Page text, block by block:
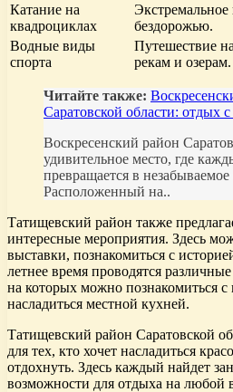
Катание на
квадроциклах
бездорожью.
Водные виды
спорта
Путешествие
рекам и озерам.
Читайте также:
Саратовской области: отдых
Воскресенский район
удивительное место, где
превращается в
Расположенный на..
Татищевский район также
интересные мероприятия. Здесь
выставки, познакомиться с
летнее время проводятся
на которых можно познакомиться
насладиться местной кухней.
Татищевский район Саратовской
для тех, кто хочет насладиться
отдохнуть. Здесь каждый найдет
возможности для отдыха на любой